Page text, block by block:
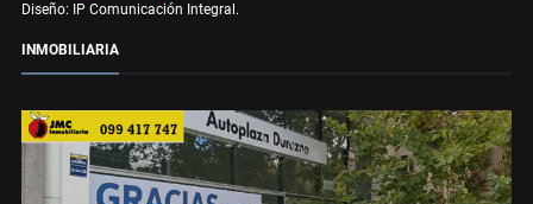
Diseño: IP Comunicación Integral.
INMOBILIARIA